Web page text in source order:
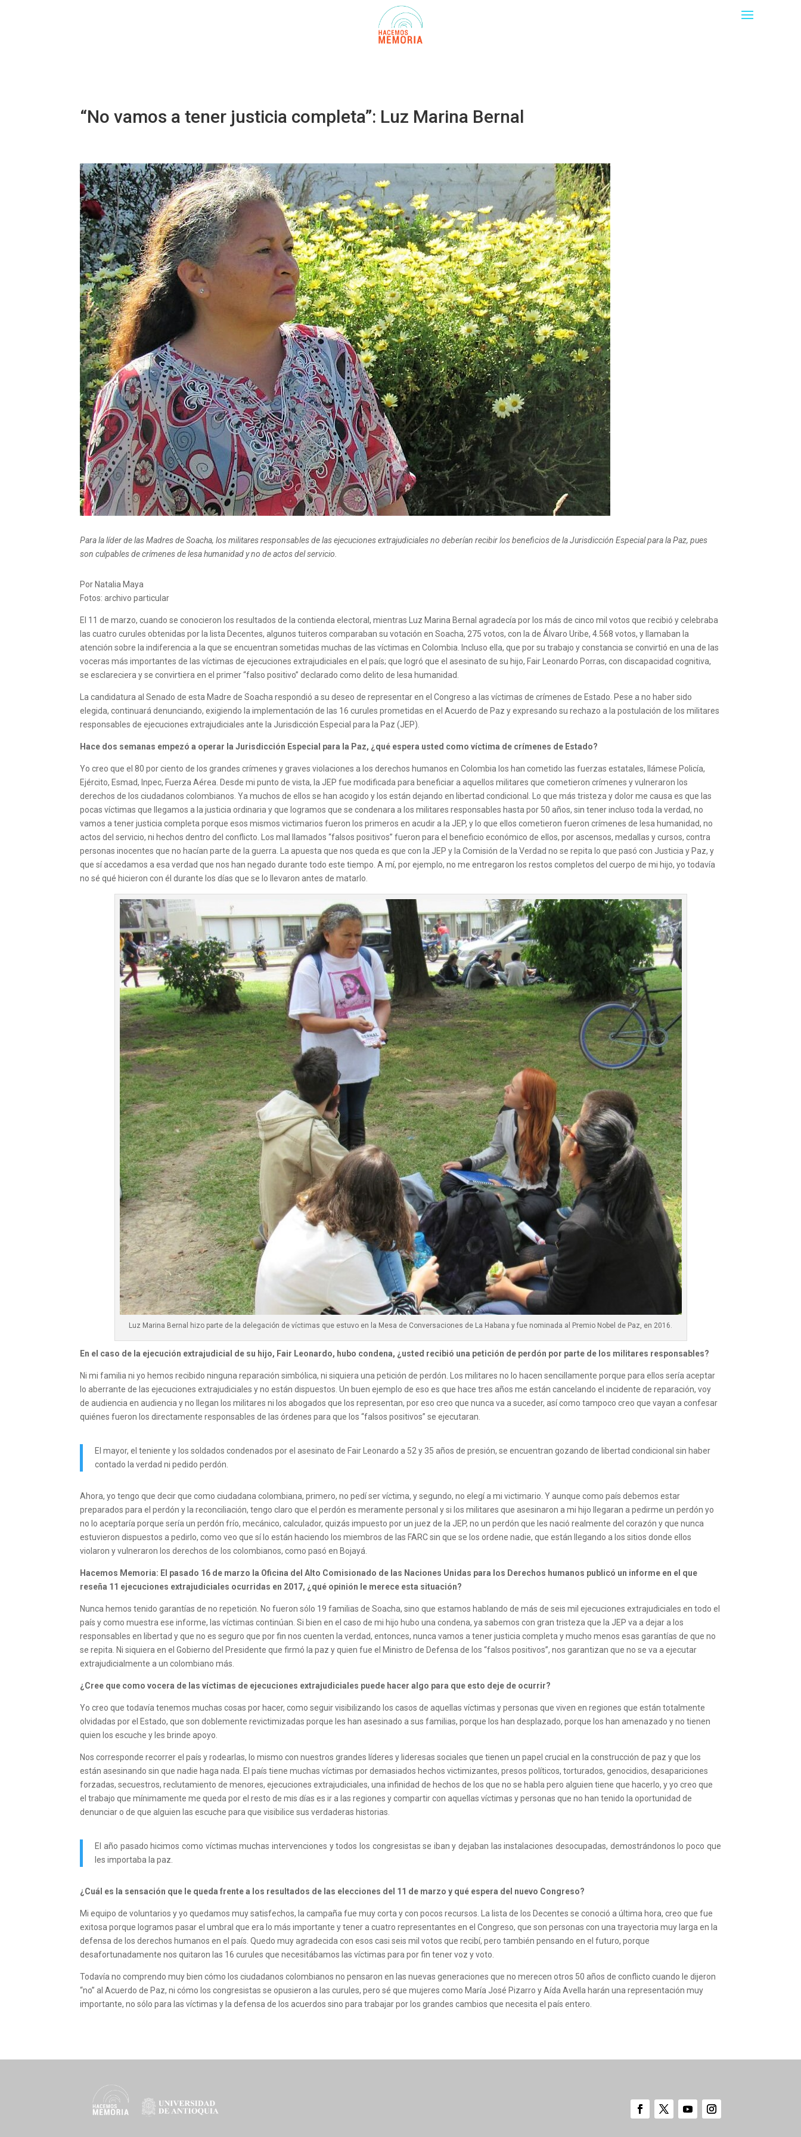
“No vamos a tener justicia completa”: Luz Marina Bernal
Para la líder de las Madres de Soacha, los militares responsables de las ejecuciones extrajudiciales no deberían recibir los beneficios de la Jurisdicción Especial para la Paz, pues
son culpables de crímenes de lesa humanidad y no de actos del servicio.
Por Natalia Maya
Fotos: archivo particular
El 11 de marzo, cuando se conocieron los resultados de la contienda electoral, mientras Luz Marina Bernal agradecía por los más de cinco mil votos que recibió y celebraba
las cuatro curules obtenidas por la lista Decentes, algunos tuiteros comparaban su votación en Soacha, 275 votos, con la de Álvaro Uribe, 4.568 votos, y llamaban la
atención sobre la indiferencia a la que se encuentran sometidas muchas de las víctimas en Colombia. Incluso ella, que por su trabajo y constancia se convirtió en una de las
voceras más importantes de las víctimas de ejecuciones extrajudiciales en el país; que logró que el asesinato de su hijo, Fair Leonardo Porras, con discapacidad cognitiva,
se esclareciera y se convirtiera en el primer “falso positivo” declarado como delito de lesa humanidad.
La candidatura al Senado de esta Madre de Soacha respondió a su deseo de representar en el Congreso a las víctimas de crímenes de Estado. Pese a no haber sido
elegida, continuará denunciando, exigiendo la implementación de las 16 curules prometidas en el Acuerdo de Paz y expresando su rechazo a la postulación de los militares
responsables de ejecuciones extrajudiciales ante la Jurisdicción Especial para la Paz (JEP).
Hace dos semanas empezó a operar la Jurisdicción Especial para la Paz, ¿qué espera usted como víctima de crímenes de Estado?
Yo creo que el 80 por ciento de los grandes crímenes y graves violaciones a los derechos humanos en Colombia los han cometido las fuerzas estatales, llámese Policía,
Ejército, Esmad, Inpec, Fuerza Aérea. Desde mi punto de vista, la JEP fue modificada para beneficiar a aquellos militares que cometieron crímenes y vulneraron los
derechos de los ciudadanos colombianos. Ya muchos de ellos se han acogido y los están dejando en libertad condicional. Lo que más tristeza y dolor me causa es que las
pocas víctimas que llegamos a la justicia ordinaria y que logramos que se condenara a los militares responsables hasta por 50 años, sin tener incluso toda la verdad, no
vamos a tener justicia completa porque esos mismos victimarios fueron los primeros en acudir a la JEP, y lo que ellos cometieron fueron crímenes de lesa humanidad, no
actos del servicio, ni hechos dentro del conflicto. Los mal llamados “falsos positivos” fueron para el beneficio económico de ellos, por ascensos, medallas y cursos, contra
personas inocentes que no hacían parte de la guerra. La apuesta que nos queda es que con la JEP y la Comisión de la Verdad no se repita lo que pasó con Justicia y Paz, y
que sí accedamos a esa verdad que nos han negado durante todo este tiempo. A mí, por ejemplo, no me entregaron los restos completos del cuerpo de mi hijo, yo todavía
no sé qué hicieron con él durante los días que se lo llevaron antes de matarlo.
Luz Marina Bernal hizo parte de la delegación de víctimas que estuvo en la Mesa de Conversaciones de La Habana y fue nominada al Premio Nobel de Paz, en 2016.
En el caso de la ejecución extrajudicial de su hijo, Fair Leonardo, hubo condena, ¿usted recibió una petición de perdón por parte de los militares responsables?
Ni mi familia ni yo hemos recibido ninguna reparación simbólica, ni siquiera una petición de perdón. Los militares no lo hacen sencillamente porque para ellos sería aceptar
lo aberrante de las ejecuciones extrajudiciales y no están dispuestos. Un buen ejemplo de eso es que hace tres años me están cancelando el incidente de reparación, voy
de audiencia en audiencia y no llegan los militares ni los abogados que los representan, por eso creo que nunca va a suceder, así como tampoco creo que vayan a confesar
quiénes fueron los directamente responsables de las órdenes para que los “falsos positivos” se ejecutaran.
El mayor, el teniente y los soldados condenados por el asesinato de Fair Leonardo a 52 y 35 años de presión, se encuentran gozando de libertad condicional sin haber
contado la verdad ni pedido perdón.
Ahora, yo tengo que decir que como ciudadana colombiana, primero, no pedí ser víctima, y segundo, no elegí a mi victimario. Y aunque como país debemos estar
preparados para el perdón y la reconciliación, tengo claro que el perdón es meramente personal y si los militares que asesinaron a mi hijo llegaran a pedirme un perdón yo
no lo aceptaría porque sería un perdón frío, mecánico, calculador, quizás impuesto por un juez de la JEP, no un perdón que les nació realmente del corazón y que nunca
estuvieron dispuestos a pedirlo, como veo que sí lo están haciendo los miembros de las FARC sin que se los ordene nadie, que están llegando a los sitios donde ellos
violaron y vulneraron los derechos de los colombianos, como pasó en Bojayá.
Hacemos Memoria: El pasado 16 de marzo la Oficina del Alto Comisionado de las Naciones Unidas para los Derechos humanos publicó un informe en el que
reseña 11 ejecuciones extrajudiciales ocurridas en 2017, ¿qué opinión le merece esta situación?
Nunca hemos tenido garantías de no repetición. No fueron sólo 19 familias de Soacha, sino que estamos hablando de más de seis mil ejecuciones extrajudiciales en todo el
país y como muestra ese informe, las víctimas continúan. Si bien en el caso de mi hijo hubo una condena, ya sabemos con gran tristeza que la JEP va a dejar a los
responsables en libertad y que no es seguro que por fin nos cuenten la verdad, entonces, nunca vamos a tener justicia completa y mucho menos esas garantías de que no
se repita. Ni siquiera en el Gobierno del Presidente que firmó la paz y quien fue el Ministro de Defensa de los “falsos positivos”, nos garantizan que no se va a ejecutar
extrajudicialmente a un colombiano más.
¿Cree que como vocera de las víctimas de ejecuciones extrajudiciales puede hacer algo para que esto deje de ocurrir?
Yo creo que todavía tenemos muchas cosas por hacer, como seguir visibilizando los casos de aquellas víctimas y personas que viven en regiones que están totalmente
olvidadas por el Estado, que son doblemente revictimizadas porque les han asesinado a sus familias, porque los han desplazado, porque los han amenazado y no tienen
quien los escuche y les brinde apoyo.
Nos corresponde recorrer el país y rodearlas, lo mismo con nuestros grandes líderes y lideresas sociales que tienen un papel crucial en la construcción de paz y que los
están asesinando sin que nadie haga nada. El país tiene muchas víctimas por demasiados hechos victimizantes, presos políticos, torturados, genocidios, desapariciones
forzadas, secuestros, reclutamiento de menores, ejecuciones extrajudiciales, una infinidad de hechos de los que no se habla pero alguien tiene que hacerlo, y yo creo que
el trabajo que mínimamente me queda por el resto de mis días es ir a las regiones y compartir con aquellas víctimas y personas que no han tenido la oportunidad de
denunciar o de que alguien las escuche para que visibilice sus verdaderas historias.
El año pasado hicimos como víctimas muchas intervenciones y todos los congresistas se iban y dejaban las instalaciones desocupadas, demostrándonos lo poco que
les importaba la paz.
¿Cuál es la sensación que le queda frente a los resultados de las elecciones del 11 de marzo y qué espera del nuevo Congreso?
Mi equipo de voluntarios y yo quedamos muy satisfechos, la campaña fue muy corta y con pocos recursos. La lista de los Decentes se conoció a última hora, creo que fue
exitosa porque logramos pasar el umbral que era lo más importante y tener a cuatro representantes en el Congreso, que son personas con una trayectoria muy larga en la
defensa de los derechos humanos en el país. Quedo muy agradecida con esos casi seis mil votos que recibí, pero también pensando en el futuro, porque
desafortunadamente nos quitaron las 16 curules que necesitábamos las víctimas para por fin tener voz y voto.
Todavía no comprendo muy bien cómo los ciudadanos colombianos no pensaron en las nuevas generaciones que no merecen otros 50 años de conflicto cuando le dijeron
“no” al Acuerdo de Paz, ni cómo los congresistas se opusieron a las curules, pero sé que mujeres como María José Pizarro y Aída Avella harán una representación muy
importante, no sólo para las víctimas y la defensa de los acuerdos sino para trabajar por los grandes cambios que necesita el país entero.